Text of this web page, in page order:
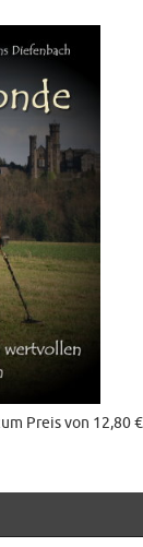
Preis von 12,80